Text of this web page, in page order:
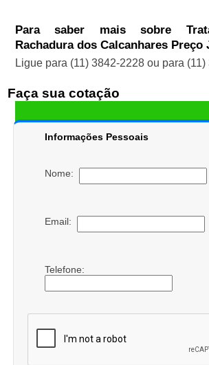
Para saber mais sobre
Rachadura dos Calcanhares Preço
Ligue para (11) 3842-2228ou para (11)
Faça sua cotação
Informações Pessoais
Nome:
Email:
Telefone: